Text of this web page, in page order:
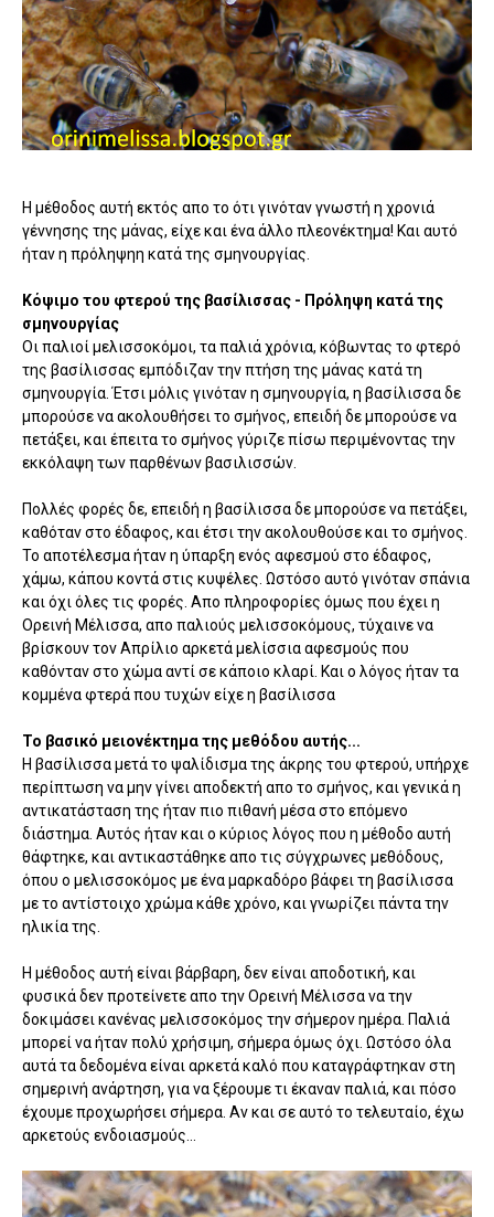
Η μέθοδος αυτή εκτός απο το ότι γινόταν γνωστή η χρονιά
γέννησης της μάνας, είχε και ένα άλλο πλεονέκτημα! Και αυτό
ήταν η πρόληψηη κατά της σμηνουργίας.
Κόψιμο του φτερού της βασίλισσας - Πρόληψη κατά της
σμηνουργίας
Οι παλιοί μελισσοκόμοι, τα παλιά χρόνια, κόβωντας το φτερό
της βασίλισσας εμπόδιζαν την πτήση της μάνας κατά τη
σμηνουργία. Έτσι μόλις γινόταν η σμηνουργία, η βασίλισσα δε
μπορούσε να ακολουθήσει το σμήνος, επειδή δε μπορούσε να
πετάξει, και έπειτα το σμήνος γύριζε πίσω περιμένοντας την
εκκόλαψη των παρθένων βασιλισσών.
Πολλές φορές δε, επειδή η βασίλισσα δε μπορούσε να πετάξει,
καθόταν στο έδαφος, και έτσι την ακολουθούσε και το σμήνος.
Το αποτέλεσμα ήταν η ύπαρξη ενός αφεσμού στο έδαφος,
χάμω, κάπου κοντά στις κυψέλες. Ωστόσο αυτό γινόταν σπάνια
και όχι όλες τις φορές. Απο πληροφορίες όμως που έχει η
Ορεινή Μέλισσα, απο παλιούς μελισσοκόμους, τύχαινε να
βρίσκουν τον Απρίλιο αρκετά μελίσσια αφεσμούς που
καθόνταν στο χώμα αντί σε κάποιο κλαρί. Και ο λόγος ήταν τα
κομμένα φτερά που τυχών είχε η βασίλισσα
Το βασικό μειονέκτημα της μεθόδου αυτής...
Η βασίλισσα μετά το ψαλίδισμα της άκρης του φτερού, υπήρχε
περίπτωση να μην γίνει αποδεκτή απο το σμήνος, και γενικά η
αντικατάσταση της ήταν πιο πιθανή μέσα στο επόμενο
διάστημα. Αυτός ήταν και ο κύριος λόγος που η μέθοδο αυτή
θάφτηκε, και αντικαστάθηκε απο τις σύγχρωνες μεθόδους,
όπου ο μελισσοκόμος με ένα μαρκαδόρο βάφει τη βασίλισσα
με το αντίστοιχο χρώμα κάθε χρόνο, και γνωρίζει πάντα την
ηλικία της.
Η μέθοδος αυτή είναι βάρβαρη, δεν είναι αποδοτική, και
φυσικά δεν προτείνετε απο την Ορεινή Μέλισσα να την
δοκιμάσει κανένας μελισσοκόμος την σήμερον ημέρα. Παλιά
μπορεί να ήταν πολύ χρήσιμη, σήμερα όμως όχι. Ωστόσο όλα
αυτά τα δεδομένα είναι αρκετά καλό που καταγράφτηκαν στη
σημερινή ανάρτηση, για να ξέρουμε τι έκαναν παλιά, και πόσο
έχουμε προχωρήσει σήμερα. Αν και σε αυτό το τελευταίο, έχω
αρκετούς ενδοιασμούς...